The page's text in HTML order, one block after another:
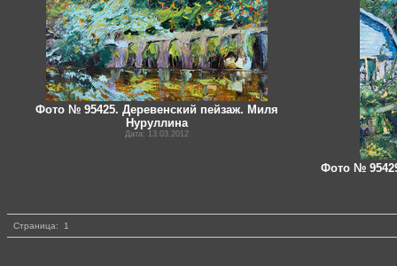
Фото № 95425. Деревенский пейзаж. Миля
Нуруллина
Дата: 13.03.2012
Фото №
Страница: 1